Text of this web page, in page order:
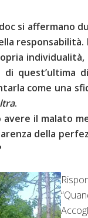
si affermano
di
come una
.
avere il malato
della